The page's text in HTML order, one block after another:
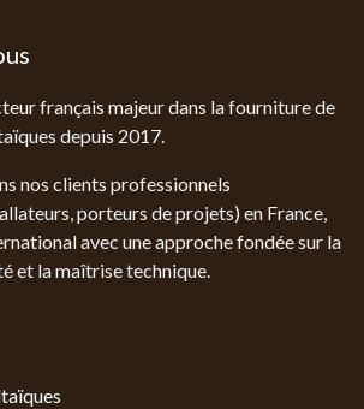
français majeur dans la fourniture de
depuis 2017.
nos clients professionnels
porteurs de projets) en France,
avec une approche fondée sur la
et la maîtrise technique.